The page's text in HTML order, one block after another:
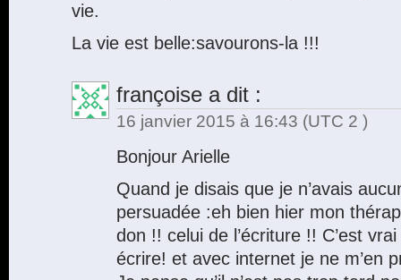
vie.
La vie est belle:savourons-la !!!
françoise a dit :
16 janvier 2015 à 16:43 (UTC 2 )
Bonjour Arielle
Quand je disais que je n’avais
persuadée :eh bien hier mon
don !! celui de l’écriture !! C’est
écrire! et avec internet je ne m’en